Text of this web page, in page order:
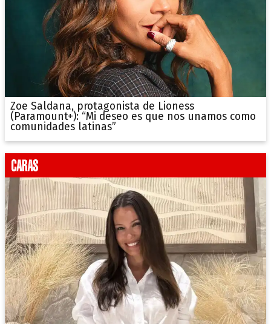
Zoe Saldana, protagonista de Lioness
(Paramount+): “Mi deseo es que nos unamos como
comunidades latinas”